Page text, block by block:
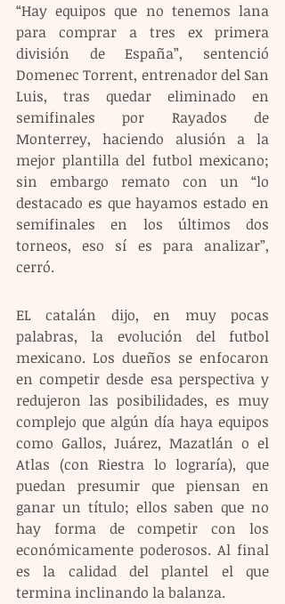
“Hay equipos que no tenemos lana
para comprar a tres ex primera
división de España”, sentenció
Domenec Torrent, entrenador del San
Luis, tras quedar eliminado en
semifinales por Rayados de
Monterrey, haciendo alusión a la
mejor plantilla del futbol mexicano;
sin embargo remato con un “lo
destacado es que hayamos estado en
semifinales en los últimos dos
torneos, eso sí es para analizar”,
cerró.
EL catalán dijo, en muy pocas
palabras, la evolución del futbol
mexicano. Los dueños se enfocaron
en competir desde esa perspectiva y
redujeron las posibilidades, es muy
complejo que algún día haya equipos
como Gallos, Juárez, Mazatlán o el
Atlas (con Riestra lo lograría), que
puedan presumir que piensan en
ganar un título; ellos saben que no
hay forma de competir con los
económicamente poderosos. Al final
es la calidad del plantel el que
termina inclinando la balanza.